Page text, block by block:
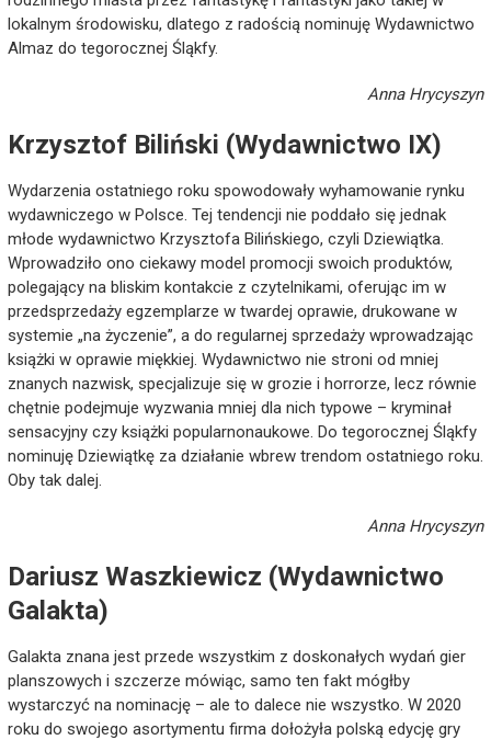
lokalnym środowisku, dlatego z radością nominuję Wydawnictwo
Almaz do tegorocznej Śląkfy.
Anna Hrycyszyn
Krzysztof Biliński (Wydawnictwo IX)
Wydarzenia ostatniego roku spowodowały wyhamowanie rynku
wydawniczego w Polsce. Tej tendencji nie poddało się jednak
młode wydawnictwo Krzysztofa Bilińskiego, czyli Dziewiątka.
Wprowadziło ono ciekawy model promocji swoich produktów,
polegający na bliskim kontakcie z czytelnikami, oferując im w
przedsprzedaży egzemplarze w twardej oprawie, drukowane w
systemie „na życzenie”, a do regularnej sprzedaży wprowadzając
książki w oprawie miękkiej. Wydawnictwo nie stroni od mniej
znanych nazwisk, specjalizuje się w grozie i horrorze, lecz równie
chętnie podejmuje wyzwania mniej dla nich typowe – kryminał
sensacyjny czy książki popularnonaukowe. Do tegorocznej Śląkfy
nominuję Dziewiątkę za działanie wbrew trendom ostatniego roku.
Oby tak dalej.
Anna Hrycyszyn
Dariusz Waszkiewicz (Wydawnictwo
Galakta)
Galakta znana jest przede wszystkim z doskonałych wydań gier
planszowych i szczerze mówiąc, samo ten fakt mógłby
wystarczyć na nominację – ale to dalece nie wszystko. W 2020
roku do swojego asortymentu firma dołożyła polską edycję gry